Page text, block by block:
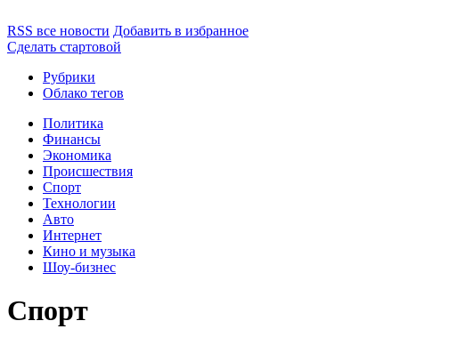
RSS все новости Добавить в избранное
Сделать стартовой
Рубрики
Облако тегов
Политика
Финансы
Экономика
Происшествия
Спорт
Технологии
Авто
Интернет
Кино и музыка
Шоу-бизнес
Спорт